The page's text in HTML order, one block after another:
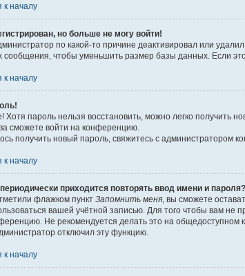
к началу
но больше не могу войти!
по какой-то причине деактивировал или
чтобы уменьшить размер базы данных. Если это
к началу
Хотя пароль нельзя восстановить, можно легко
сможете войти на конференцию.
получить новый пароль, свяжитесь с администратором
к началу
приходится повторять ввод имени и пароля?
флажком пункт Запомнить меня , вы сможете
вашей учётной записью. Для того чтобы вам
Не рекомендуется делать это на общедоступном
отключил эту функцию.
к началу